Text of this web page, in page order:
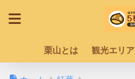
栗山とは 観光エリア